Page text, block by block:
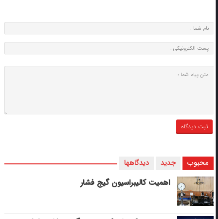
محبوب جدید دیدگاهها
اهمیت کالیبراسیون گیج فشار